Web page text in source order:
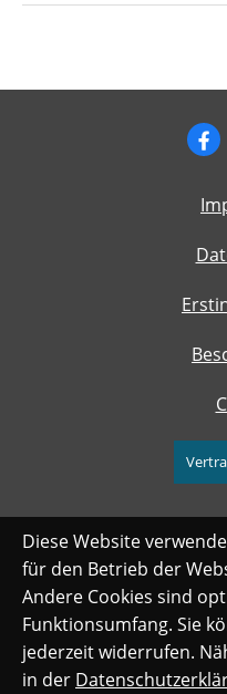
Diese Website
für den Betrieb der
Andere Cookies sind
Funktionsumfang. Sie
jederzeit widerrufen.
in der